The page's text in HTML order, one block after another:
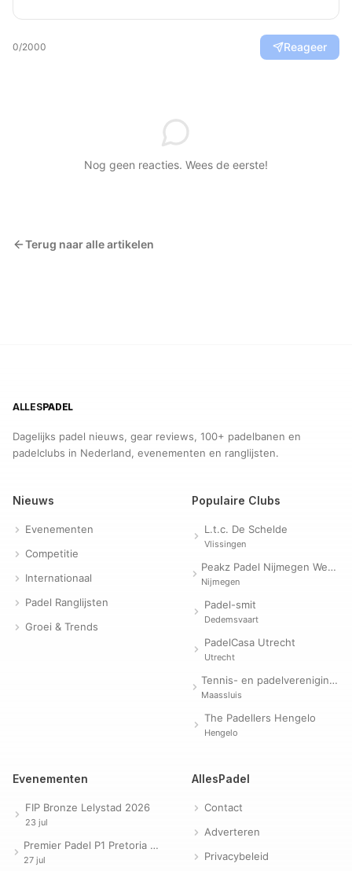
0/2000 Reageer
Nog geen reacties. Wees de eerste!
Terug naar alle artikelen
ALLESPADEL
Dagelijks padel nieuws, gear reviews, 100+ padelbanen en
padelclubs in Nederland, evenementen en ranglijsten.
Nieuws
Evenementen
Competitie
Internationaal
Padel Ranglijsten
Groei & Trends
Populaire Clubs
L.t.c. De Schelde
Vlissingen
Peakz Padel Nijmegen Westerpark | Padelclub
Nijmegen
Padel-smit
Dedemsvaart
PadelCasa Utrecht
Utrecht
Tennis- en padelvereniging Evergreen
Maassluis
The Padellers Hengelo
Hengelo
Evenementen
FIP Bronze Lelystad 2026
23 jul
Premier Padel P1 Pretoria 2026
27 jul
AllesPadel
Contact
Adverteren
Privacybeleid